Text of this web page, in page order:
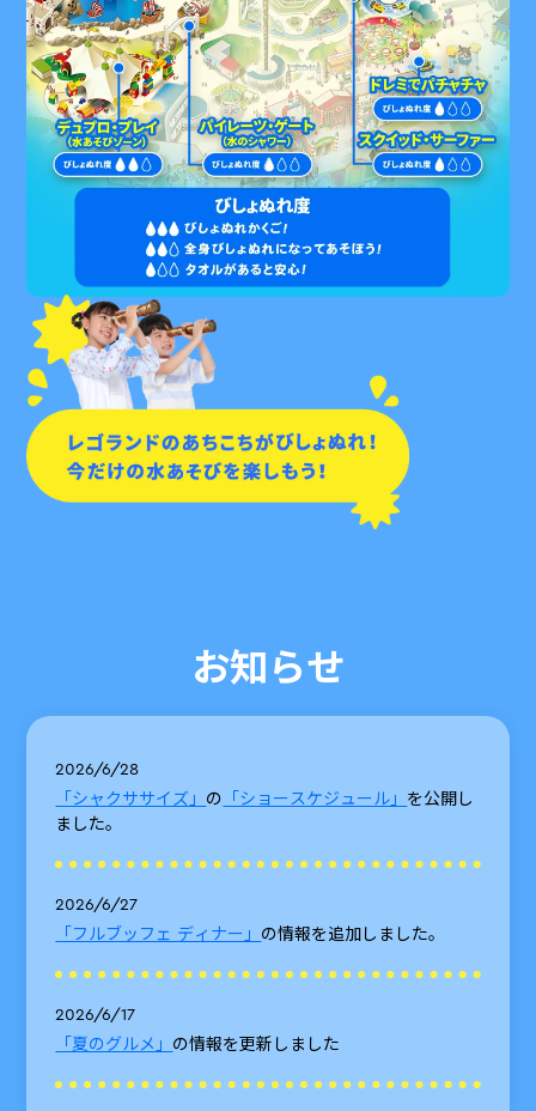
お知らせ
2026/6/28
「シャクササイズ」 の 「ショースケジュール」 を公開し
ました。
2026/6/27
「フルブッフェ ディナー」 の情報を追加しました。
2026/6/17
「夏のグルメ」 の情報を更新しました